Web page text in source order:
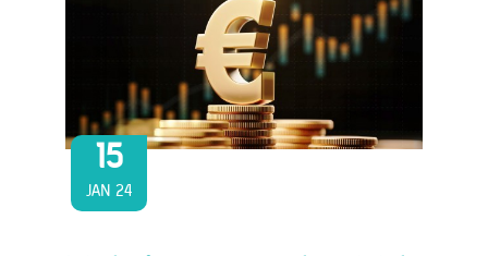
15
JAN 24